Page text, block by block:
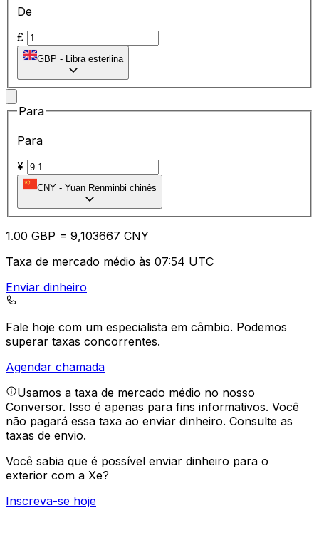
De
£
GBP - Libra esterlina
Para
Para
¥
CNY - Yuan Renminbi chinês
1.00 GBP = 9,103667 CNY
Taxa de mercado médio às 07:54 UTC
Enviar dinheiro
Fale hoje com um especialista em câmbio. Podemos
superar taxas concorrentes.
Agendar chamada
Usamos a taxa de mercado médio no nosso
Conversor. Isso é apenas para fins informativos. Você
não pagará essa taxa ao enviar dinheiro. Consulte as
taxas de envio.
Você sabia que é possível enviar dinheiro para o
exterior com a Xe?
Inscreva-se hoje